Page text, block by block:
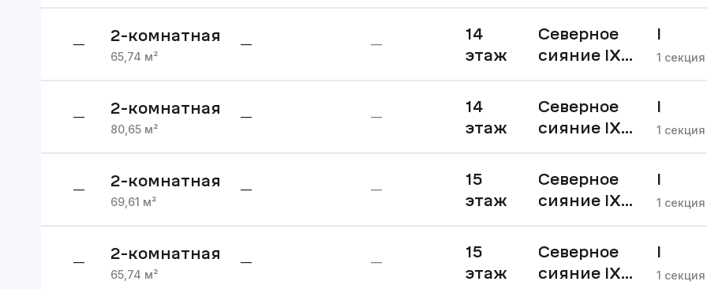
— 2-комнатная
65,74 м²
— —
14
этаж
Северное
сияние IX
I
1 секция
— 2-комнатная
80,65 м²
— —
14
этаж
Северное
сияние IX
I
1 секция
— 2-комнатная
69,61 м²
— —
15
этаж
Северное
сияние IX
I
1 секция
— 2-комнатная
65,74 м²
— —
15
этаж
Северное
сияние IX
I
1 секция